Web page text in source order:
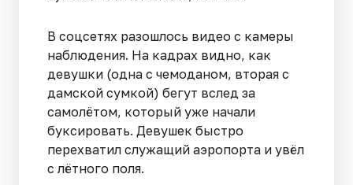
В соцсетях разошлось видео с камеры
наблюдения. На кадрах видно, как
девушки (одна с чемоданом, вторая с
дамской сумкой) бегут вслед за
самолётом, который уже начали
буксировать. Девушек быстро
перехватил служащий аэропорта и увёл
с лётного поля.